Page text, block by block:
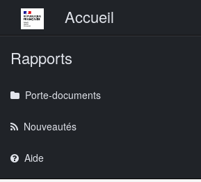
Menu principalAccueil
Rapports
Porte-documents
Nouveautés
Aide